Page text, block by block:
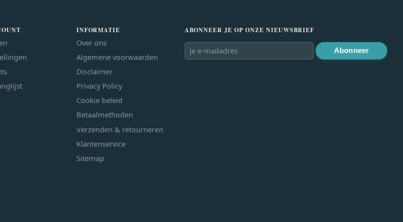
INFORMATIE
Over ons
Algemene voorwaarden
Disclaimer
Privacy Policy
Cookie beleid
Betaalmethoden
Verzenden & retourneren
Klantenservice
Sitemap
ABONNEER JE OP ONZE NIEUWSBRIEF
Abonneer